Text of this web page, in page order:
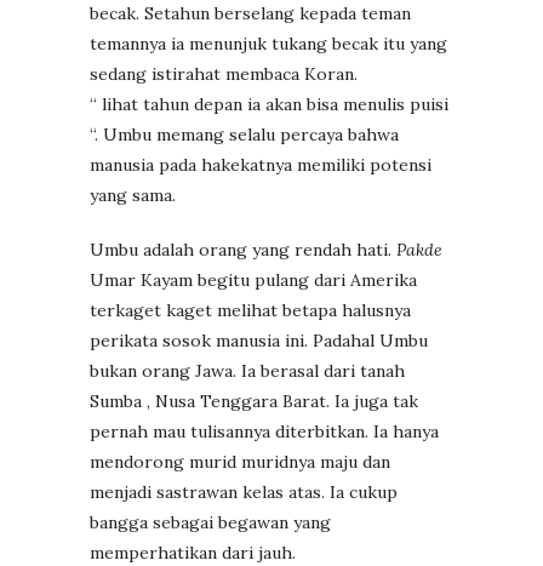
becak. Setahun berselang kepada teman
temannya ia menunjuk tukang becak itu yang
sedang istirahat membaca Koran.
“ lihat tahun depan ia akan bisa menulis puisi
“. Umbu memang selalu percaya bahwa
manusia pada hakekatnya memiliki potensi
yang sama.
Umbu adalah orang yang rendah hati. Pakde
Umar Kayam begitu pulang dari Amerika
terkaget kaget melihat betapa halusnya
perikata sosok manusia ini. Padahal Umbu
bukan orang Jawa. Ia berasal dari tanah
Sumba , Nusa Tenggara Barat. Ia juga tak
pernah mau tulisannya diterbitkan. Ia hanya
mendorong murid muridnya maju dan
menjadi sastrawan kelas atas. Ia cukup
bangga sebagai begawan yang
memperhatikan dari jauh.